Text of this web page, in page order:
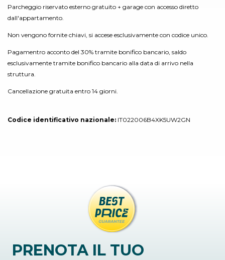
Parcheggio riservato esterno gratuito + garage con accesso diretto
dall'appartamento.
Non vengono fornite chiavi, si accese esclusivamente con codice unico.
Pagamentro acconto del 30% tramite bonifico bancario, saldo
esclusivamente tramite bonifico bancario alla data di arrivo nella
struttura.
Cancellazione gratuita entro 14 giorni.
Codice identificativo nazionale: IT022006B4XK5UW2GN
PRENOTA IL TUO